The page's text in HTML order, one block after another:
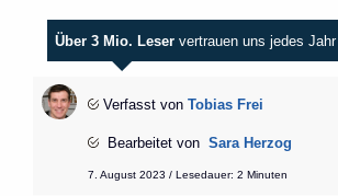
Über 3 Mio. Leser vertrauen uns jedes Jahr
Verfasst von Tobias Frei
Bearbeitet von Sara Herzog
7. August 2023 / Lesedauer: 2 Minuten